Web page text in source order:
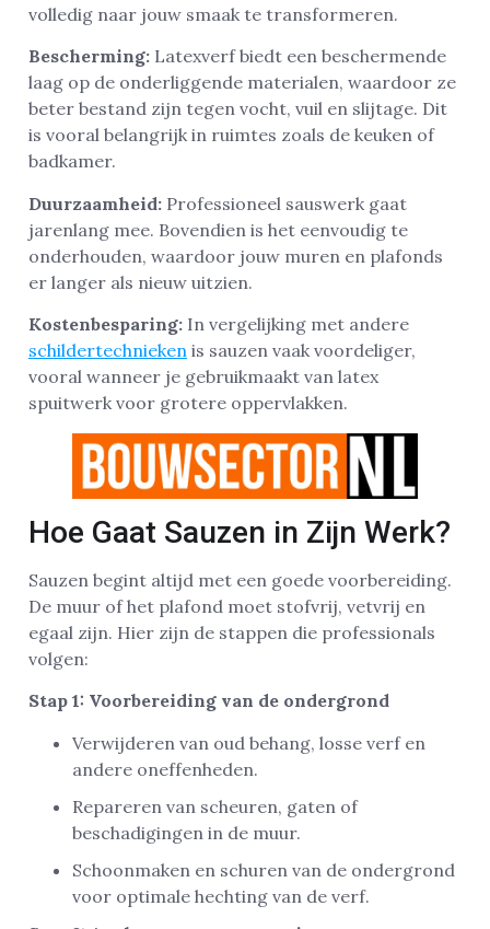
volledig naar jouw smaak te transformeren.
Bescherming: Latexverf biedt een beschermende
laag op de onderliggende materialen, waardoor ze
beter bestand zijn tegen vocht, vuil en slijtage. Dit
is vooral belangrijk in ruimtes zoals de keuken of
badkamer.
Duurzaamheid: Professioneel sauswerk gaat
jarenlang mee. Bovendien is het eenvoudig te
onderhouden, waardoor jouw muren en plafonds
er langer als nieuw uitzien.
Kostenbesparing: In vergelijking met andere
schildertechnieken is sauzen vaak voordeliger,
vooral wanneer je gebruikmaakt van latex
spuitwerk voor grotere oppervlakken.
Hoe Gaat Sauzen in Zijn Werk?
Sauzen begint altijd met een goede voorbereiding.
De muur of het plafond moet stofvrij, vetvrij en
egaal zijn. Hier zijn de stappen die professionals
volgen:
Stap 1: Voorbereiding van de ondergrond
Verwijderen van oud behang, losse verf en
andere oneffenheden.
Repareren van scheuren, gaten of
beschadigingen in de muur.
Schoonmaken en schuren van de ondergrond
voor optimale hechting van de verf.